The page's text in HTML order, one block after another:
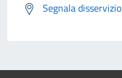
Segnala disservizio